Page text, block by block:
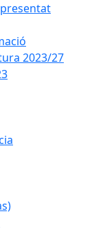
2023/27